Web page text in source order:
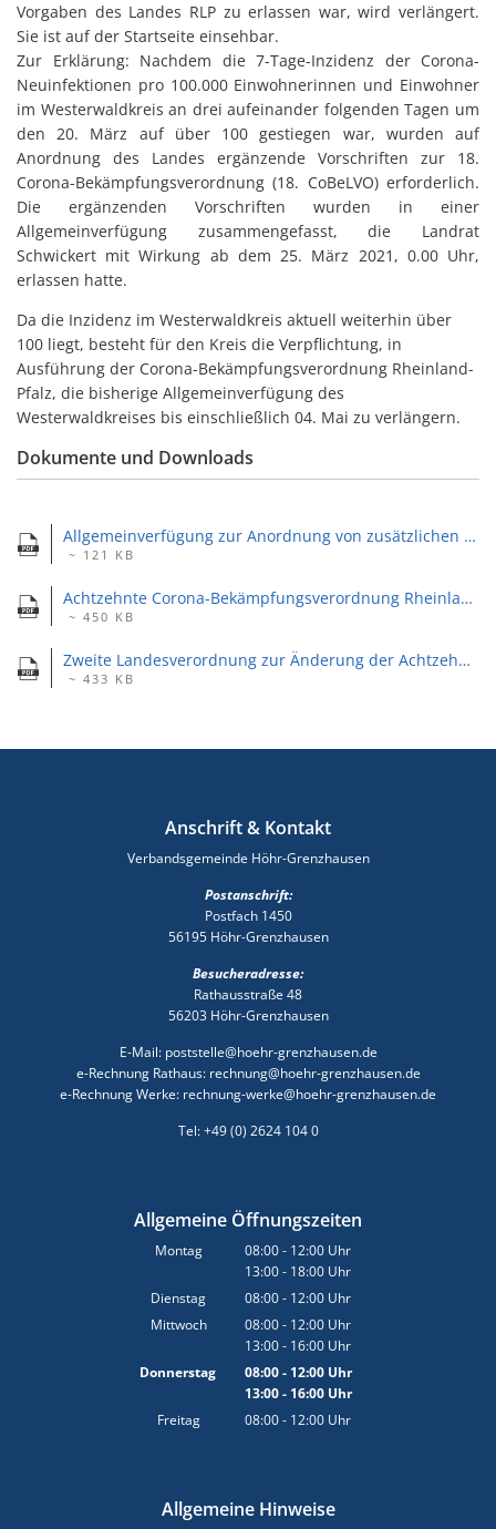
Vorgaben des Landes RLP zu erlassen war, wird verlängert.
Sie ist auf der Startseite einsehbar.
Zur Erklärung: Nachdem die 7-Tage-Inzidenz der Corona-
Neuinfektionen pro 100.000 Einwohnerinnen und Einwohner
im Westerwaldkreis an drei aufeinander folgenden Tagen um
den 20. März auf über 100 gestiegen war, wurden auf
Anordnung des Landes ergänzende Vorschriften zur 18.
Corona-Bekämpfungsverordnung (18. CoBeLVO) erforderlich.
Die ergänzenden Vorschriften wurden in einer
Allgemeinverfügung zusammengefasst, die Landrat
Schwickert mit Wirkung ab dem 25. März 2021, 0.00 Uhr,
erlassen hatte.
Da die Inzidenz im Westerwaldkreis aktuell weiterhin über
100 liegt, besteht für den Kreis die Verpflichtung, in
Ausführung der Corona-Bekämpfungsverordnung Rheinland-
Pfalz, die bisherige Allgemeinverfügung des
Westerwaldkreises bis einschließlich 04. Mai zu verlängern.
Dokumente und Downloads
Allgemeinverfügung zur Anordnung von zusätzlichen Schutzmaßnahmen (ab 21.04. bis 04.05.2021).pdf
~ 121 KB
Achtzehnte Corona-Bekämpfungsverordnung Rheinland-Pfalz (18. CoBeLVO) Konsolidierte Fassung vom 20. März 2021.pdf
~ 450 KB
Zweite Landesverordnung zur Änderung der Achtzehnten Corona-Bekämpfungsverordnung Rheinland-Pfalz Vom 10. April 2021 [tritt am 11. April in Kraft].pdf
~ 433 KB
Anschrift & Kontakt
Verbandsgemeinde Höhr-Grenzhausen
Postanschrift:
Postfach 1450
56195 Höhr-Grenzhausen
Besucheradresse:
Rathausstraße 48
56203 Höhr-Grenzhausen
E-Mail: poststelle@hoehr-grenzhausen.de
e-Rechnung Rathaus: rechnung@hoehr-grenzhausen.de
e-Rechnung Werke: rechnung-werke@hoehr-grenzhausen.de
Tel: +49 (0) 2624 104 0
Allgemeine Öffnungszeiten
Montag 08:00- 12:00 Uhr
Von 08:00 bis 12:00 Uhr
13:00- 18:00 Uhr
Von 13:00 bis 18:00 Uhr
Dienstag 08:00- 12:00 Uhr
Von 08:00 bis 12:00 Uhr
Mittwoch 08:00- 12:00 Uhr
Von 08:00 bis 12:00 Uhr
13:00- 16:00 Uhr
Von 13:00 bis 16:00 Uhr
Donnerstag 08:00- 12:00Uhr
Von 08:00 bis 12:00 Uhr
13:00- 16:00Uhr
Von 13:00 bis 16:00 Uhr
Freitag 08:00- 12:00 Uhr
Allgemeine Hinweise